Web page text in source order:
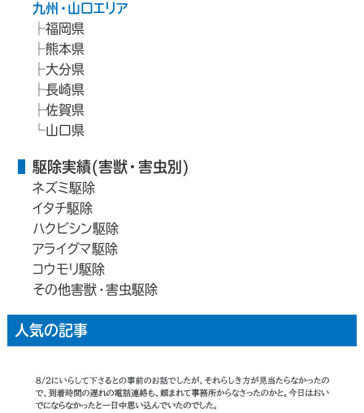
九州・山口エリア
福岡県
熊本県
大分県
長崎県
佐賀県
山口県
駆除実績(害獣・害虫別)
ネズミ駆除
イタチ駆除
ハクビシン駆除
アライグマ駆除
コウモリ駆除
その他害獣・害虫駆除
人気の記事